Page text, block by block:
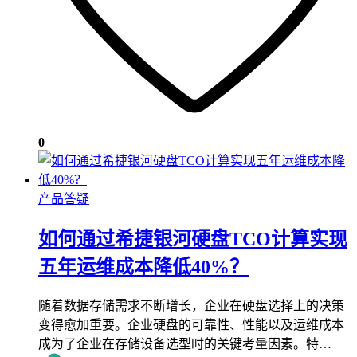
0
产品答疑
如何通过希捷银河硬盘TCO计算实现
五年运维成本降低40%？
随着数据存储需求不断增长，企业在硬盘选择上的决策
变得愈加重要。企业硬盘的可靠性、性能以及运维成本
成为了企业在存储设备选型时的关键考量因素。特…